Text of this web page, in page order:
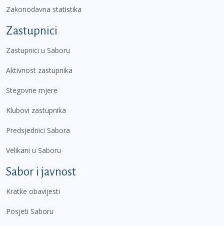
Zakonodavna statistika
Zastupnici
Zastupnici u Saboru
Aktivnost zastupnika
Stegovne mjere
Klubovi zastupnika
Predsjednici Sabora
Velikani u Saboru
Sabor i javnost
Kratke obavijesti
Posjeti Saboru